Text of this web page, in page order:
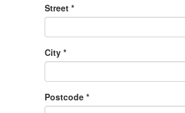
Street *
City *
Postcode *